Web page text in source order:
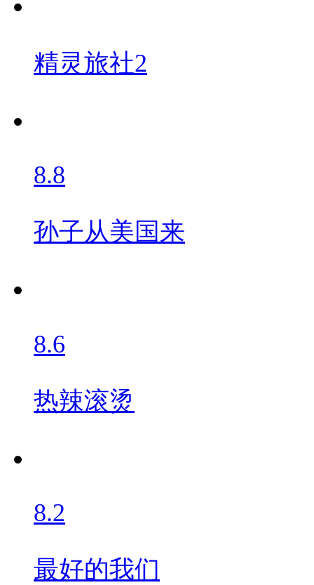
精灵旅社2
8.8
孙子从美国来
8.6
热辣滚烫
8.2
最好的我们